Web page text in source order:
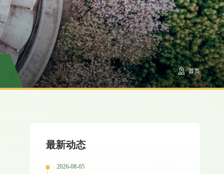
首页
最新动态
2026-08-05